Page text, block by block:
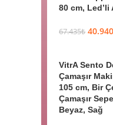
80 cm,
67.435₺ 40.940
VitrA Sento
Çamaşır
105 cm, Bir
Çamaşır
Beyaz, Sağ